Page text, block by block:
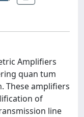
Amplifiers
quan tum
These amplifiers
of
line